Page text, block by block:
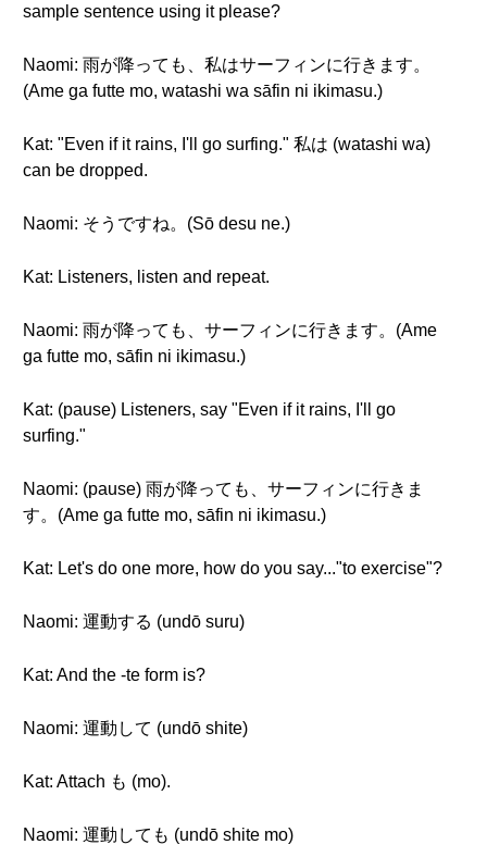
sample sentence using it please?
Naomi: 雨が降っても、私はサーフィンに行きます。
(Ame ga futte mo, watashi wa sāfin ni ikimasu.)
Kat: "Even if it rains, I'll go surfing." 私は (watashi wa)
can be dropped.
Naomi: そうですね。(Sō desu ne.)
Kat: Listeners, listen and repeat.
Naomi: 雨が降っても、サーフィンに行きます。(Ame
ga futte mo, sāfin ni ikimasu.)
Kat: (pause) Listeners, say "Even if it rains, I'll go
surfing."
Naomi: (pause) 雨が降っても、サーフィンに行きま
す。(Ame ga futte mo, sāfin ni ikimasu.)
Kat: Let's do one more, how do you say..."to exercise"?
Naomi: 運動する (undō suru)
Kat: And the -te form is?
Naomi: 運動して (undō shite)
Kat: Attach も (mo).
Naomi: 運動しても (undō shite mo)